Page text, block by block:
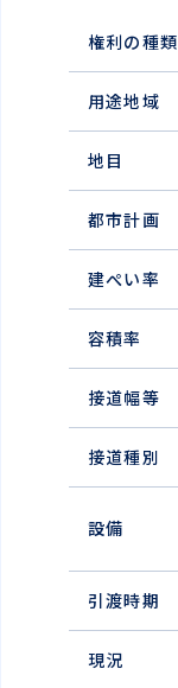
権利の種類
用途地域
地目
都市計画
建ぺい率
容積率
接道幅等
接道種別
設備
引渡時期
現況